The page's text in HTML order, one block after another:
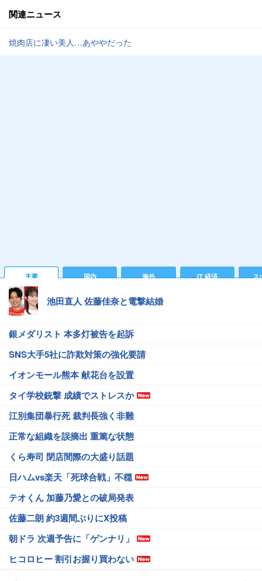
関連ニュース
焼肉店に凄い美人…あややだった
主要 国内 海外 IT 経済 ス
池田直人 佐藤佳奈と電撃結婚
銀メダリスト 本多灯被告を起訴
SNS大手5社に詐欺対策の強化要請
イオンモール熊本 献花台を設置
タイ学校銃撃 成績でストレスか
江別集団暴行死 裁判長強く非難
正常な組織を誤摘出 重篤な状態
くら寿司 閉店間際の大盛り話題
日ハムvs楽天「死球合戦」不穏
テオくん 加藤乃愛との破局発表
佐藤二朗 約3週間ぶりにX投稿
朝ドラ 次週予告に「ゲンナリ」
ヒコロヒー 割引お握り買わない